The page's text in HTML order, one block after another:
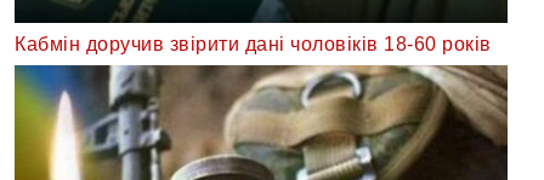
Кабмін доручив звірити дані чоловіків 18-60 років